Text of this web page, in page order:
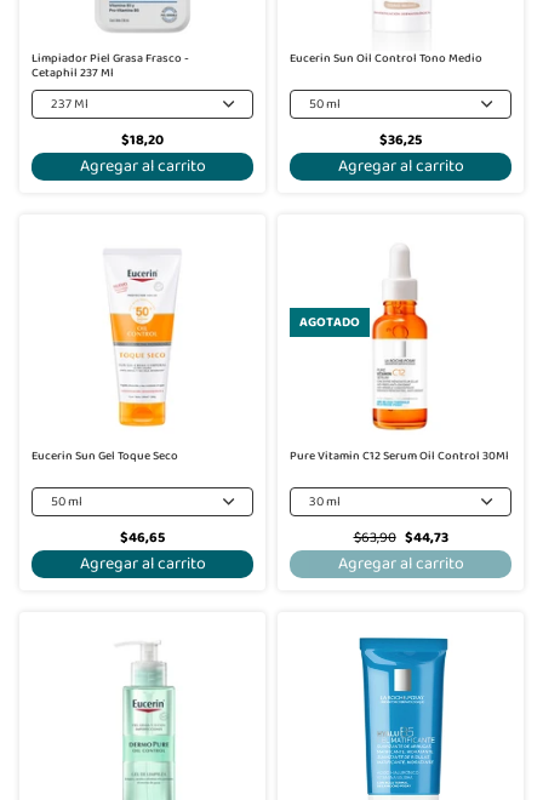
Limpiador Piel Grasa Frasco -
Cetaphil 237 Ml
237 Ml
$18,20
Agregar al carrito
Eucerin Sun Oil Control Tono Medio
50 ml
$36,25
Agregar al carrito
Eucerin Sun Gel Toque Seco
50 ml
$46,65
Agregar al carrito
AGOTADO
Pure Vitamin C12 Serum Oil Control 30Ml
30 ml
$63,90 $44,73
Agregar al carrito